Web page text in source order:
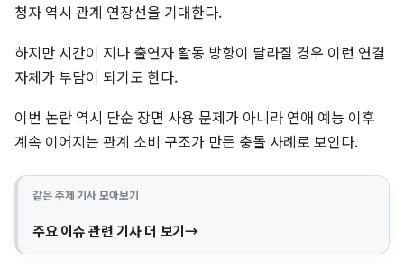
청자 역시 관계 연장선을 기대한다.
하지만 시간이 지나 출연자 활동 방향이 달라질 경우 이런 연결
자체가 부담이 되기도 한다.
이번 논란 역시 단순 장면 사용 문제가 아니라 연애 예능 이후
계속 이어지는 관계 소비 구조가 만든 충돌 사례로 보인다.
같은 주제 기사 모아보기
주요 이슈 관련 기사 더 보기